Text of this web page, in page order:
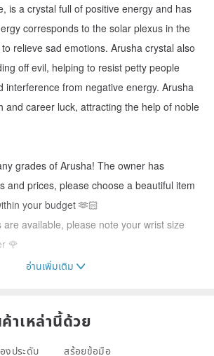
is a crystal full of positive energy and has
corresponds to the solar plexus in the
relieve sad emotions. Arusha crystal also
off evil, helping to resist petty people
interference from negative energy. Arusha
and career luck, attracting the help of noble
grades of Arusha! The owner has
and prices, please choose a beautiful item
your budget 🫶🏻
available, please note your wrist size
🌹
sizes within 16.5cm
wrist size, the owner will select beads for you
อ่านเพิ่มเติม
าเหล่านี้ด้วย
งประดับ สร้อยข้อมือ